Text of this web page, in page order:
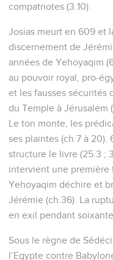
compatriotes (3.10).
Josias meurt en 609 et
discernement de
années de Yehoyaqim
au pouvoir royal, pro-
et les fausses sécurités
du Temple à Jérusalem
Le ton monte, les
ses plaintes (ch.7 à 20).
structure le livre (25.3 ;
intervient une première
Yehoyaqim déchire et
Jérémie (ch.36). La
en exil pendant
Sous le règne de
l’Egypte contre